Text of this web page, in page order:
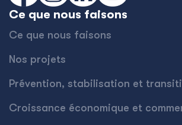
Ce que nous faisons
Ce que nous faisons
Nos projets
Prévention, stabilisation et
Croissance économique et